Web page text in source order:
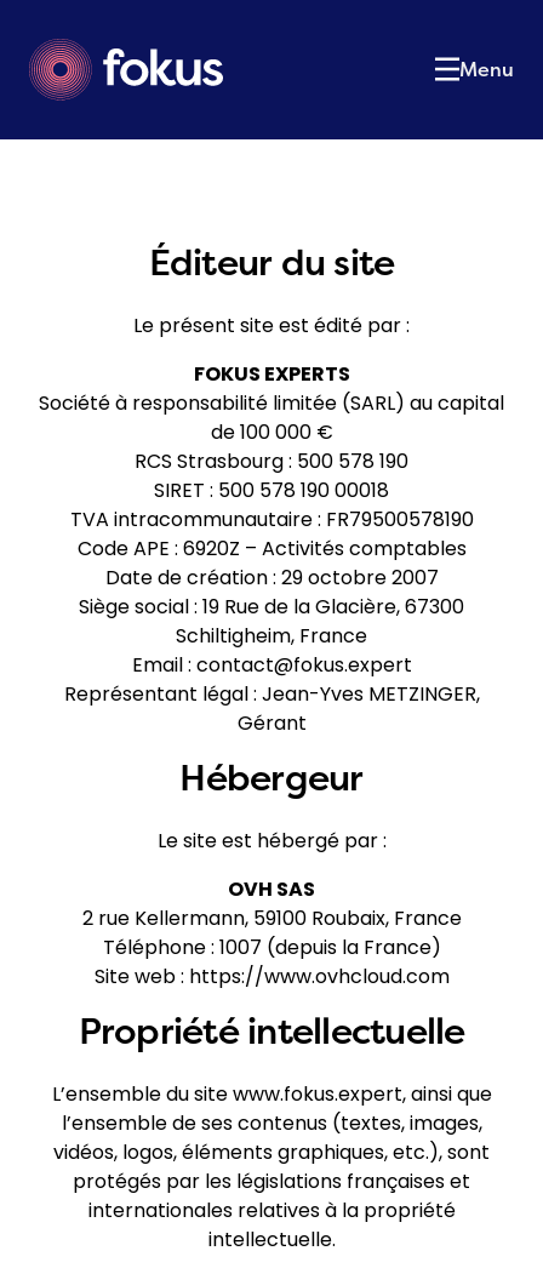
Menu
02Notre équipe
03Nos expertises
04Nos services
Contact
Contactez-nous
Éditeur du site
Le présent site est édité par :
FOKUS EXPERTS
Société à responsabilité limitée (SARL) au capital
de 100 000 €
RCS Strasbourg : 500 578 190
SIRET : 500 578 190 00018
TVA intracommunautaire : FR79500578190
Code APE : 6920Z – Activités comptables
Date de création : 29 octobre 2007
Siège social : 19 Rue de la Glacière, 67300
Schiltigheim, France
Email : contact@fokus.expert
Représentant légal : Jean-Yves METZINGER,
Gérant
Hébergeur
Le site est hébergé par :
OVH SAS
2 rue Kellermann, 59100 Roubaix, France
Téléphone : 1007 (depuis la France)
Site web : https://www.ovhcloud.com
Propriété intellectuelle
L’ensemble du sitewww.fokus.expert, ainsi que
l’ensemble de ses contenus (textes, images,
vidéos, logos, éléments graphiques, etc.), sont
protégés par les législations françaises et
internationales relatives à la propriété
intellectuelle.